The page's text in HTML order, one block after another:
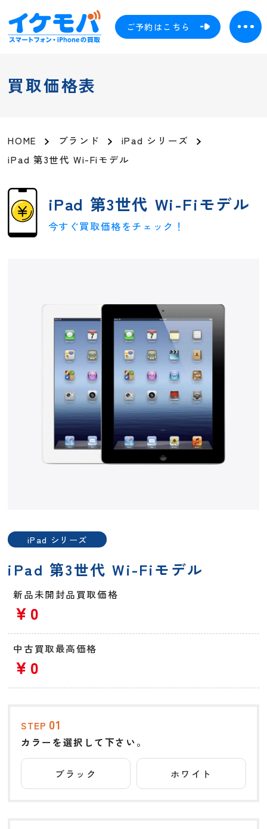
ご予約はこちら
買取価格表
HOME ブランド
iPad シリーズ
iPad 第3世代 Wi-Fiモデル
iPad 第3世代 Wi-Fiモデル
今すぐ買取価格をチェック！
iPad シリーズ
iPad 第3世代 Wi-Fiモデル
新品未開封品買取価格
￥0
中古買取最高価格
￥0
STEP 01
カラーを選択して下さい。
ブラック ホワイト